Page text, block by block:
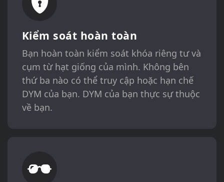
Kiểm soát hoàn toàn
Bạn hoàn toàn kiểm soát khóa riêng tư và
cụm từ hạt giống của mình. Không bên
thứ ba nào có thể truy cập hoặc hạn chế
DYM của bạn. DYM của bạn thực sự thuộc
về bạn.